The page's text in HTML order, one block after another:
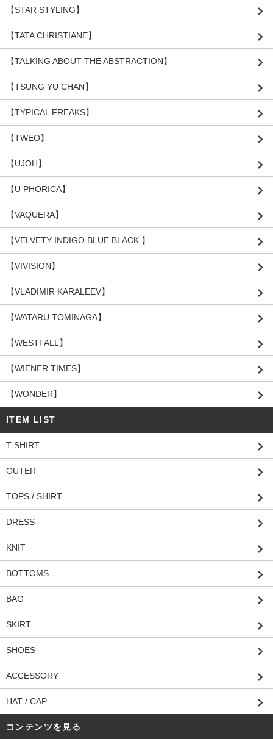
【STAR STYLING】
【TATA CHRISTIANE】
【TALKING ABOUT THE ABSTRACTION】
【TSUNG YU CHAN】
【TYPICAL FREAKS】
【TWEO】
【UJOH】
【U PHORICA】
【VAQUERA】
【VELVETY INDIGO BLUE BLACK 】
【VIVISION】
【VLADIMIR KARALEEV】
【WATARU TOMINAGA】
【WESTFALL】
【WIENER TIMES】
【WONDER】
ITEM LIST
T-SHIRT
OUTER
TOPS / SHIRT
DRESS
KNIT
BOTTOMS
BAG
SKIRT
SHOES
ACCESSORY
HAT / CAP
コンテンツを見る